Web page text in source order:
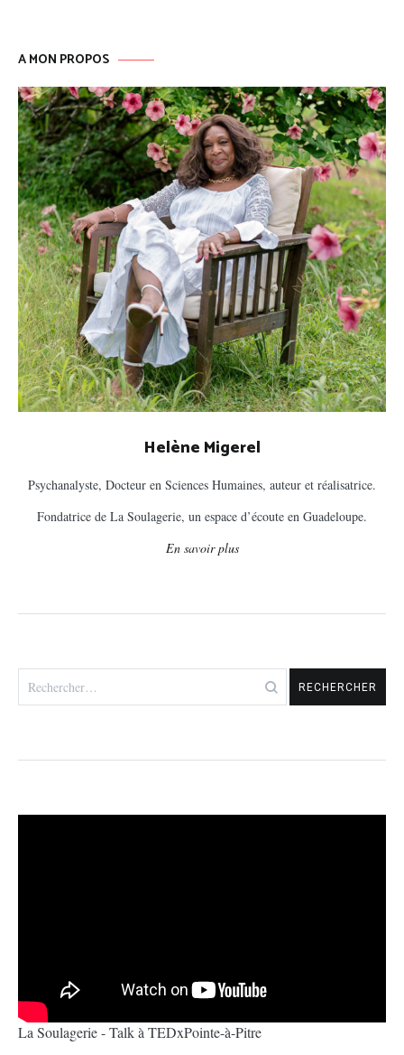
A MON PROPOS
Helène Migerel
Psychanalyste, Docteur en Sciences Humaines, auteur et réalisatrice.
Fondatrice de La Soulagerie, un espace d’écoute en Guadeloupe.
En savoir plus
La Soulagerie - Talk à TEDxPointe-à-Pitre